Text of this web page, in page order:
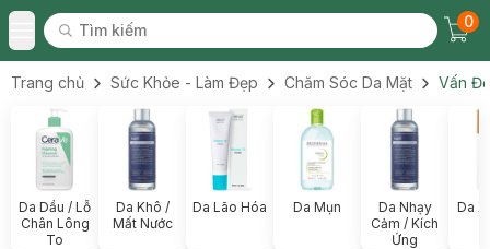
Toggle Menu
Tìm kiếm
Tìm kiếm
0
Trang chủ Sức Khỏe - Làm Đẹp Chăm Sóc Da Mặt Vấn
Da Dầu / Lỗ
Chân Lông
To
Da Khô /
Mất Nước
Da Lão Hóa Da Mụn
Da Nhạy
Cảm / Kích
Ứng
Da